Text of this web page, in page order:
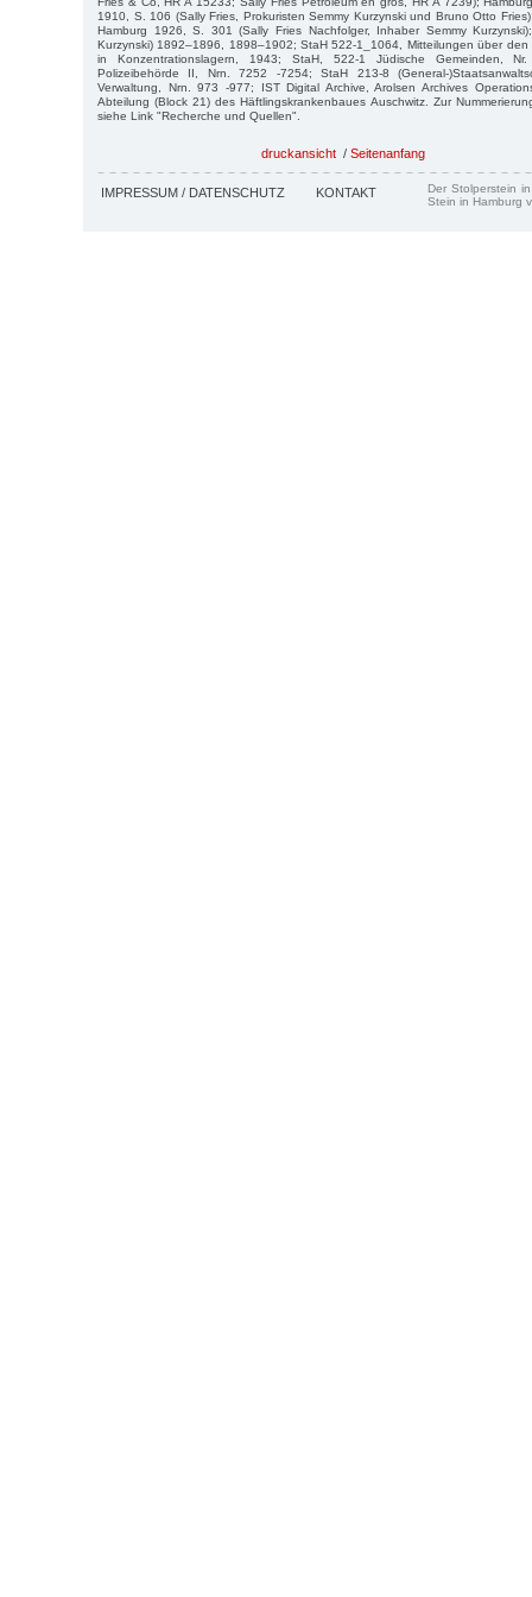
1910, S. 106 (Sally Fries, Prokuristen Semmy Kurzynski und Bruno Otto
Hamburg 1926, S. 301 (Sally Fries Nachfolger, Inhaber Semmy
Kurzynski) 1892–1896, 1898–1902; StaH 522-1_1064, Mitteilungen über den
in Konzentrationslagern, 1943; StaH, 522-1 Jüdische Gemeinden,
Polizeibehörde II, Nrn. 7252 -7254; StaH 213-8 (General-
Verwaltung, Nrn. 973 -977; IST Digital Archive, Arolsen Archives
Abteilung (Block 21) des Häftlingskrankenbaues Auschwitz. Zur
siehe Link "Recherche und Quellen".
druckansicht / Seitenanfang
IMPRESSUM / DATENSCHUTZ KONTAKT
Der Stolperstein
Stein in Hamburg